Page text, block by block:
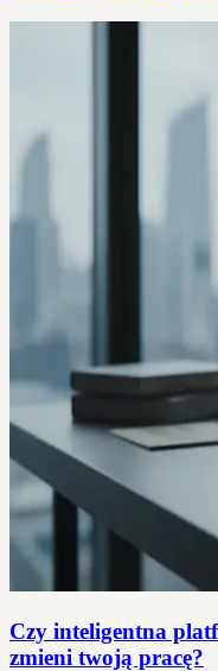
Czy inteligentna
zmieni twoją pracę?